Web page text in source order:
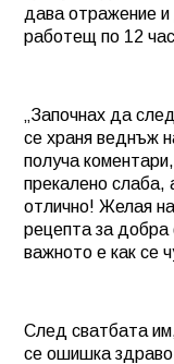
дава отражение и
работещ по 12
„Започнах да
се храня веднъж
получа
прекалено слаба,
отлично! Желая
рецепта за
важното е как се
След сватбата
се ошишка